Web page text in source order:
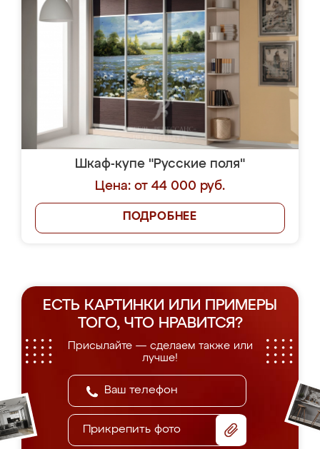
Шкаф-купе "Русские поля"
Цена: от 44 000 руб.
ПОДРОБНЕЕ
ЕСТЬ КАРТИНКИ ИЛИ ПРИМЕРЫ
ТОГО, ЧТО НРАВИТСЯ?
Присылайте — сделаем также или
лучше!
Прикрепить фото